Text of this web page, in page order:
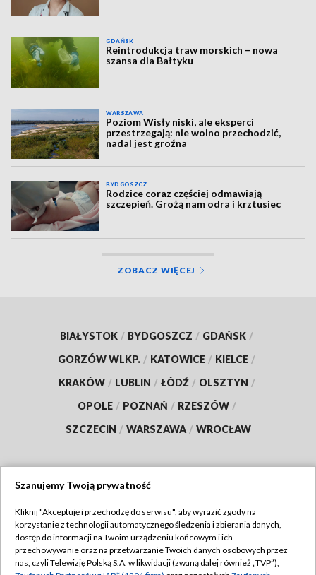
GDAŃSK
Reintrodukcja traw morskich – nowa
szansa dla Bałtyku
WARSZAWA
Poziom Wisły niski, ale eksperci
przestrzegają: nie wolno przechodzić,
nadal jest groźna
BYDGOSZCZ
Rodzice coraz częściej odmawiają
szczepień. Grożą nam odra i krztusiec
ZOBACZ WIĘCEJ
BIAŁYSTOK / BYDGOSZCZ / GDAŃSK /
GORZÓW WLKP. / KATOWICE / KIELCE /
KRAKÓW / LUBLIN / ŁÓDŹ / OLSZTYN /
OPOLE / POZNAŃ / RZESZÓW /
SZCZECIN / WARSZAWA / WROCŁAW
TVP
Abonament TVP
Regulamin TVP
Szanujemy Twoją prywatność
Kliknij "Akceptuję i przechodzę do serwisu", aby wyrazić zgody na
korzystanie z technologii automatycznego śledzenia i zbierania danych,
dostęp do informacji na Twoim urządzeniu końcowym i ich
przechowywanie oraz na przetwarzanie Twoich danych osobowych przez
nas, czyli Telewizję Polską S.A. w likwidacji (zwaną dalej również „TVP”),